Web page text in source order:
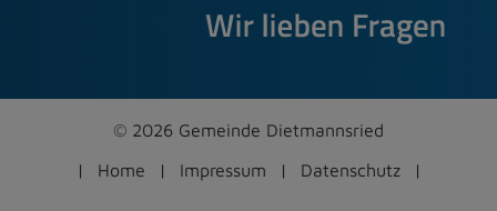
© 2026 Gemeinde Dietmannsried
Home
Impressum Datenschutz